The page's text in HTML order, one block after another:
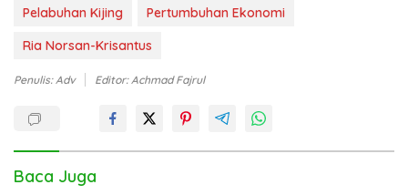
Pelabuhan Kijing
Pertumbuhan Ekonomi
Ria Norsan-Krisantus
Penulis: Adv Editor: Achmad Fajrul
Baca Juga